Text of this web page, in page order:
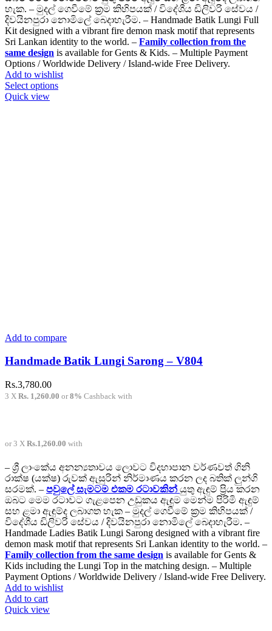
හැක. – මුදල් ගෙවීමේ ක්‍රම කිහිපයක් / විදේශීය ඩිලිවරි සේවය /
දිවයිනපුරා නොමිලේ බෙදාහැරීම. – Handmade Batik Lungi Full
Kit designed with a vibrant fire demon mask motif that represents
Sri Lankan identity to the world. – Family collection from the
same design is available for Gents & Kids. – Multiple Payment
Options / Worldwide Delivery / Island-wide Free Delivery.
Add to wishlist
Select options
Quick view
Add to compare
Handmade Batik Lungi Sarong – V804
Rs.3,780.00
3 X Rs. 1,260.00 or8% Cashback with
or 3 X Rs.1,260.00 with
– ශ්‍රී ලාංකේය අනන්‍යතාවය ලොවට විදහාපාන වර්ණවත් ගිනි
රාක්ෂ (යක්ෂ) රුවක් ඇසුරින් නිර්මාණය කරන ලද බතික් ලුන්ගි
සරමක්. – පවුලේ සැමටම එකම රටාවකින් යුතු ඇඳුම් ප්‍රිය කරන
ඔබට මෙම රටාවට ගැළපෙන උඩුකය ඇඳුම මෙන්ම පිරිමි ඇඳුම්
සහ ළමා ඇඳුම්ද ලබාගත හැක – මුදල් ගෙවීමේ ක්‍රම කිහිපයක් /
විදේශීය ඩිලිවරි සේවය / දිවයිනපුරා නොමිලේ බෙදාහැරීම. –
Handmade Ladies Batik Lungi Sarong designed with a vibrant fire
demon mask motif that represents Sri Lankan identity to the world. –
Family collection from the same design is available for Gents &
Kids including the Lungi Top in the matching design. – Multiple
Payment Options / Worldwide Delivery / Island-wide Free Delivery.
Add to wishlist
Add to cart
Quick view